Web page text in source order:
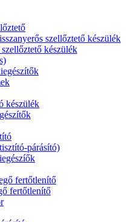
szellőztető készülék
készülék
készülék
párásító)
fertőtlenítő
fertőtlenítő